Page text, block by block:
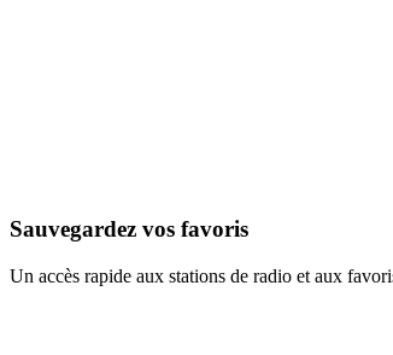
Sauvegardez vos favoris
Un accès rapide aux stations de radio et aux